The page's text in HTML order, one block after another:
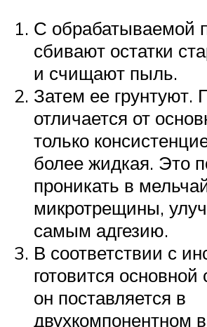
С обрабатываемой
сбивают остатки
и счищают пыль.
Затем ее грунтуют.
отличается от
только
более жидкая. Это
проникать в
микротрещины,
самым адгезию.
В соответствии с
готовится основной
он поставляется в
двухкомпонентном